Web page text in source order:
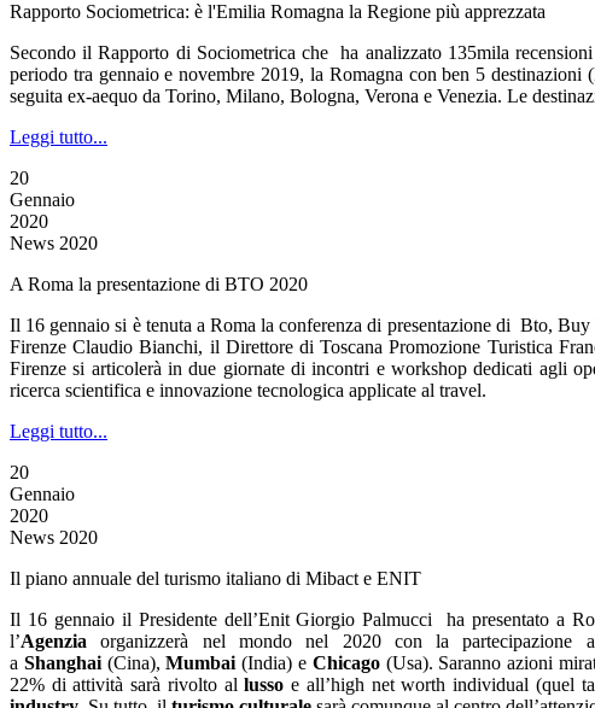
Rapporto Sociometrica: è l'Emilia Romagna la Regione più apprezzata
Secondo il Rapporto di Sociometrica che ha analizzato 135mila
periodo tra gennaio e novembre 2019, la Romagna con ben 5
seguita ex-aequo da Torino, Milano, Bologna, Verona e Venezia. Le
Leggi tutto...
20
Gennaio
2020
News 2020
A Roma la presentazione di BTO 2020
Il 16 gennaio si è tenuta a Roma la conferenza di presentazione di Bto,
Firenze Claudio Bianchi, il Direttore di Toscana Promozione Turistica
Firenze si articolerà in due giornate di incontri e workshop dedicati agli
ricerca scientifica e innovazione tecnologica applicate al travel.
Leggi tutto...
20
Gennaio
2020
News 2020
Il piano annuale del turismo italiano di Mibact e ENIT
Il 16 gennaio il Presidente dell’Enit Giorgio Palmucci ha presentato a
l’Agenziaorganizzerà nel mondo nel 2020 con la partecipazione
a Shanghai(Cina), Mumbai(India) e Chicago (Usa). Saranno azioni
22% di attività sarà rivolto allusso e all’high net worth individual (quel